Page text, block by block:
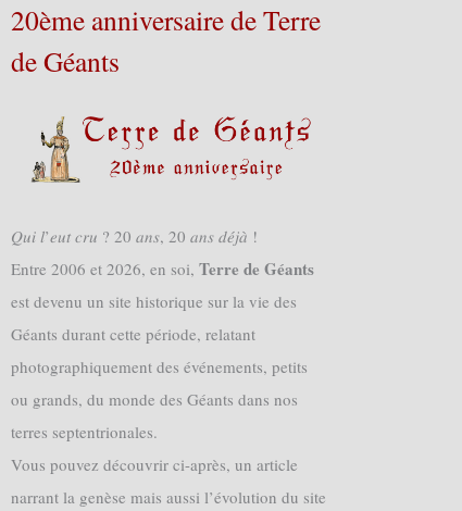
20ème anniversaire de Terre
de Géants
𝑄𝑢𝑖 𝑙’𝑒𝑢𝑡 𝑐𝑟𝑢 ? 20 𝑎𝑛𝑠, 20 𝑎𝑛𝑠 𝑑𝑒́𝑗𝑎̀ !
Entre 2006 et 2026, en soi,Terre de Géants
est devenu un site historique sur la vie des
Géants durant cette période, relatant
photographiquement des événements, petits
ou grands, du monde des Géants dans nos
terres septentrionales.
Vous pouvez découvrir ci-après, un article
narrant la genèse mais aussi l’évolution du site